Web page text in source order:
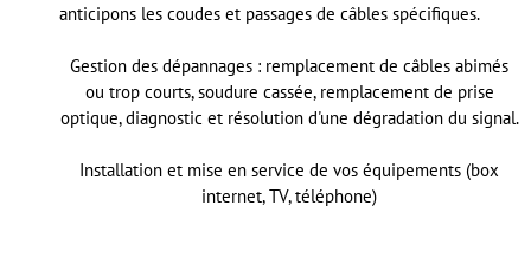
anticipons les coudes et passages de câbles spécifiques.
Gestion des dépannages : remplacement de câbles abimés
ou trop courts, soudure cassée, remplacement de prise
optique, diagnostic et résolution d'une dégradation du signal.
Installation et mise en service de vos équipements (box
internet, TV, téléphone)